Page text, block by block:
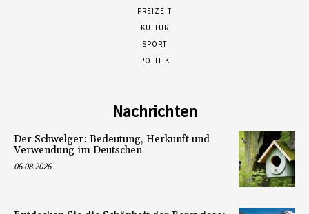
FREIZEIT
KULTUR
SPORT
POLITIK
Nachrichten
Der Schwelger: Bedeutung, Herkunft und
Verwendung im Deutschen
06.08.2026